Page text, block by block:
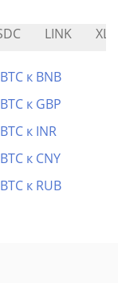
LINK
BTC к BNB
BTC к GBP
BTC к INR
BTC к CNY
BTC к RUB